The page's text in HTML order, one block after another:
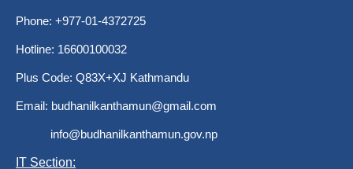
Phone: +977-01-4372725
Hotline: 16600100032
Plus Code: Q83X+XJ Kathmandu
Email: budhanilkanthamun@gmail.com
info@budhanilkanthamun.gov.np
IT Section: